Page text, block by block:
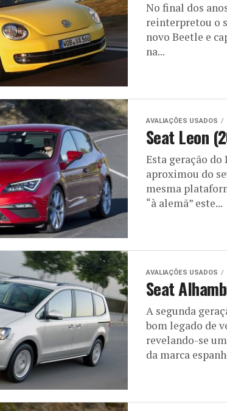
No final dos
reinterpretou o
novo Beetle e
na...
AVALIAÇÕES USADOS
Seat Leon
Esta geração do
aproximou do
mesma
“à alemã” este...
AVALIAÇÕES USADOS
Seat
A segunda
bom legado de
revelando-se
da marca